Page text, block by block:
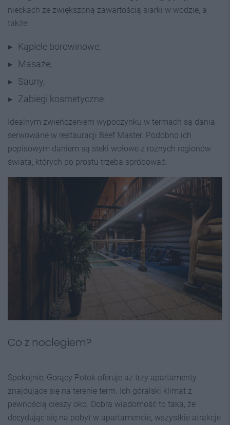
nieckach ze zwiększoną zawartością siarki w wodzie, a
także:
Kąpiele borowinowe,
Masaże,
Sauny,
Zabiegi kosmetyczne.
Idealnym zwieńczeniem wypoczynku w termach są dania
serwowane w restauracji Beef Master. Podobno ich
popisowym daniem są steki wołowe z rożnych regionów
świata, których po prostu trzeba spróbować.
Co z noclegiem?
Spokojnie, Gorący Potok oferuje aż trzy apartamenty
znajdujące się na terenie term. Ich góralski klimat z
pewnością cieszy oko. Dobra wiadomość to taka, że
decydując się na pobyt w apartamencie, wszystkie atrakcje